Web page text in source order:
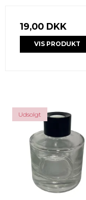
19,00 DKK
VIS PRODUKT
Udsolgt